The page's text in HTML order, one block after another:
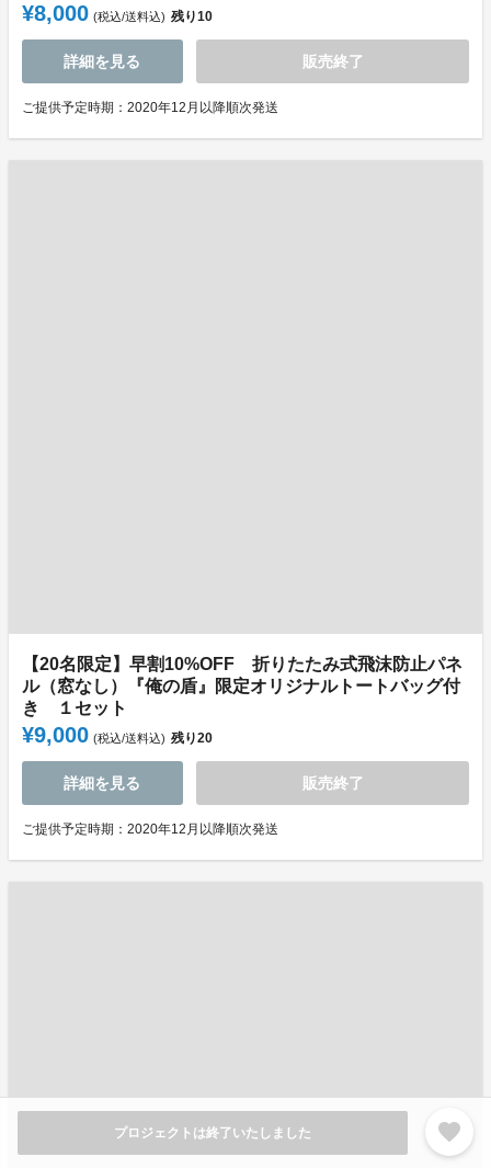
プロジェクトは終了いたしました favorite
¥8,000 (税込/送料込) 残り10
詳細を見る 販売終了
ご提供予定時期：2020年12月以降順次発送
【20名限定】早割10%OFF 折りたたみ式飛沫防止パネ
ル（窓なし）『俺の盾』限定オリジナルトートバッグ付
き １セット
¥9,000 (税込/送料込) 残り20
詳細を見る 販売終了
ご提供予定時期：2020年12月以降順次発送